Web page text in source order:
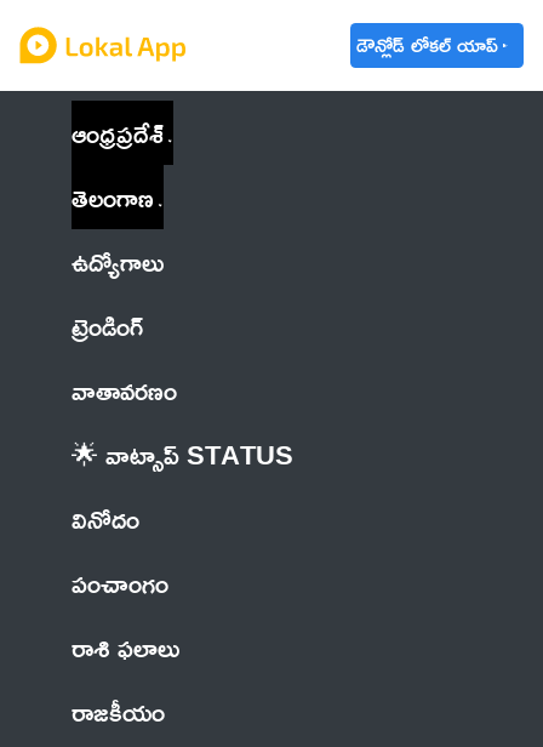
డౌన్లోడ్ లోకల్ యాప్
ఆంధ్రప్రదేశ్
తెలంగాణ
ఉద్యోగాలు
ట్రెండింగ్
వాతావరణం
🌟 వాట్సాప్ STATUS
వినోదం
పంచాంగం
రాశి ఫలాలు
రాజకీయం